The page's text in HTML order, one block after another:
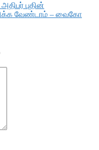
புதின்
வேண்டாம் – வைகோ